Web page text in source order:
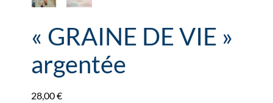
« GRAINE DE VIE »
argentée
28,00€